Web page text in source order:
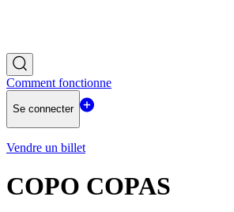
Comment fonctionne
Se connecter
Vendre un billet
COPO COPAS